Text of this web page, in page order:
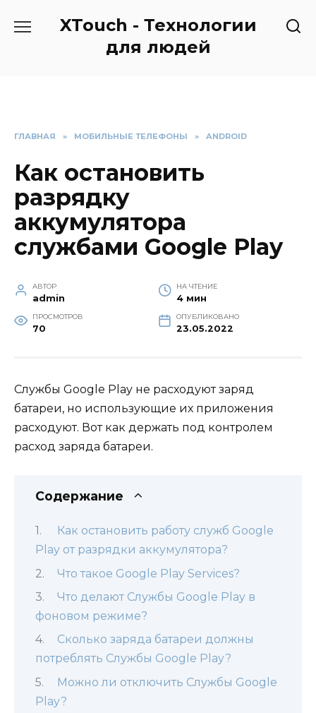
XTouch - Технологии
для людей
ГЛАВНАЯ » МОБИЛЬНЫЕ ТЕЛЕФОНЫ » ANDROID
Как остановить
разрядку
аккумулятора
службами Google Play
АВТОР
admin
НА ЧТЕНИЕ
4 мин
ПРОСМОТРОВ
70
ОПУБЛИКОВАНО
23.05.2022
Службы Google Play не расходуют заряд
батареи, но использующие их приложения
расходуют. Вот как держать под контролем
расход заряда батареи.
Содержание
Как остановить работу служб Google
Play от разрядки аккумулятора?
Что такое Google Play Services?
Что делают Службы Google Play в
фоновом режиме?
Сколько заряда батареи должны
потреблять Службы Google Play?
Можно ли отключить Службы Google
Play?